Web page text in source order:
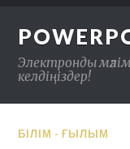
Электронды
келдіңіздер!
БІЛІМ - ҒЫЛЫМ